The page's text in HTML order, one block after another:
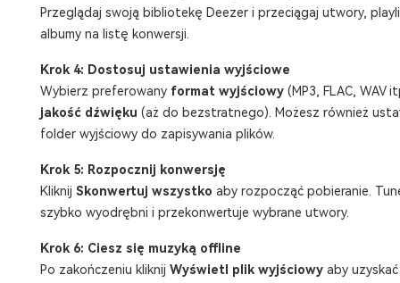
Przeglądaj swoją bibliotekę Deezer i przeciągaj utwory,
albumy na listę konwersji.
Krok 4: Dostosuj ustawienia wyjściowe
Wybierz preferowany format wyjściowy(MP3, FLAC, WAV
jakość dźwięku (aż do bezstratnego). Możesz również
folder wyjściowy do zapisywania plików.
Krok 5: Rozpocznij konwersję
Kliknij Skonwertuj wszystko aby rozpocząć pobieranie.
szybko wyodrębni i przekonwertuje wybrane utwory.
Krok 6: Ciesz się muzyką offline
Po zakończeniu kliknij Wyświetl plik wyjściowyaby uzyskać